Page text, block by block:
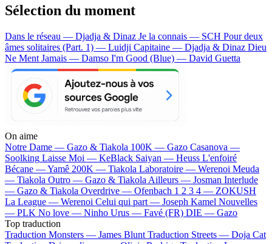
Sélection du moment
Dans le réseau — Djadja & Dinaz Je la connais — SCH Pour deux
âmes solitaires (Part. 1) — Luidji Capitaine — Djadja & Dinaz Dieu
Ne Ment Jamais — Damso I'm Good (Blue) — David Guetta
On aime
Notre Dame — Gazo & Tiakola 100K — Gazo Casanova —
Soolking Laisse Moi — KeBlack Saiyan — Heuss L'enfoiré
Bécane —Yamê 200K — Tiakola Laboratoire — Werenoi Meuda
— Tiakola Outro — Gazo & Tiakola Ailleurs — Josman Interlude
— Gazo & Tiakola Overdrive — Ofenbach 1 2 3 4 — ZOKUSH
La League — Werenoi Celui qui part — Joseph Kamel Nouvelles
— PLK No love — Ninho Urus — Favé (FR) DIE — Gazo
Top traduction
Traduction Monsters — James Blunt Traduction Streets — Doja Cat